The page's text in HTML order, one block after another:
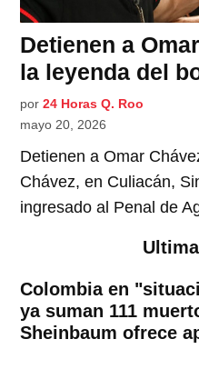
Detienen a
la leyenda del
por 24 Horas Q. Roo
mayo 20, 2026
Detienen a Omar
Chávez, en Culiacán,
ingresado al Penal de
Colombia en
ya suman 111
Sheinbaum ofrece